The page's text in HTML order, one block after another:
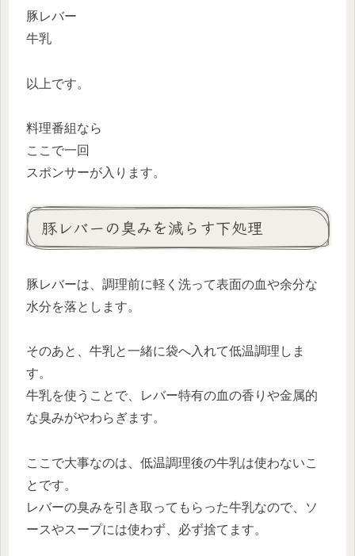
豚レバー
牛乳
以上です。
料理番組なら
ここで一回
スポンサーが入ります。
豚レバーの臭みを減らす下処理
豚レバーは、調理前に軽く洗って表面の血や余分な
水分を落とします。
そのあと、牛乳と一緒に袋へ入れて低温調理しま
す。
牛乳を使うことで、レバー特有の血の香りや金属的
な臭みがやわらぎます。
ここで大事なのは、低温調理後の牛乳は使わないこ
とです。
レバーの臭みを引き取ってもらった牛乳なので、ソ
ースやスープには使わず、必ず捨てます。